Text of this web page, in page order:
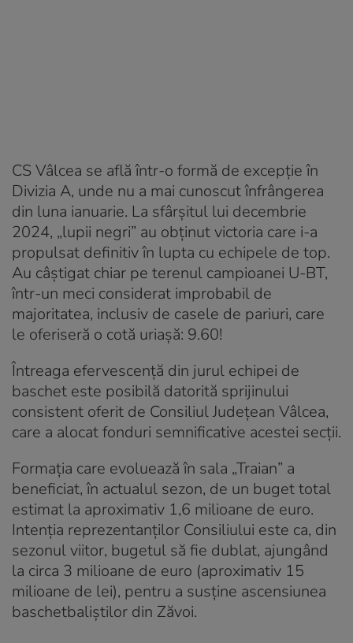
CS Vâlcea se află într-o formă de excepție în
Divizia A, unde nu a mai cunoscut înfrângerea
din luna ianuarie. La sfârșitul lui decembrie
2024, „lupii negri” au obținut victoria care i-a
propulsat definitiv în lupta cu echipele de top.
Au câștigat chiar pe terenul campioanei U-BT,
într-un meci considerat improbabil de
majoritatea, inclusiv de casele de pariuri, care
le oferiseră o cotă uriașă: 9.60!
Întreaga efervescență din jurul echipei de
baschet este posibilă datorită sprijinului
consistent oferit de Consiliul Județean Vâlcea,
care a alocat fonduri semnificative acestei secții.
Formația care evoluează în sala „Traian” a
beneficiat, în actualul sezon, de un buget total
estimat la aproximativ 1,6 milioane de euro.
Intenția reprezentanților Consiliului este ca, din
sezonul viitor, bugetul să fie dublat, ajungând
la circa 3 milioane de euro (aproximativ 15
milioane de lei), pentru a susține ascensiunea
baschetbaliștilor din Zăvoi.